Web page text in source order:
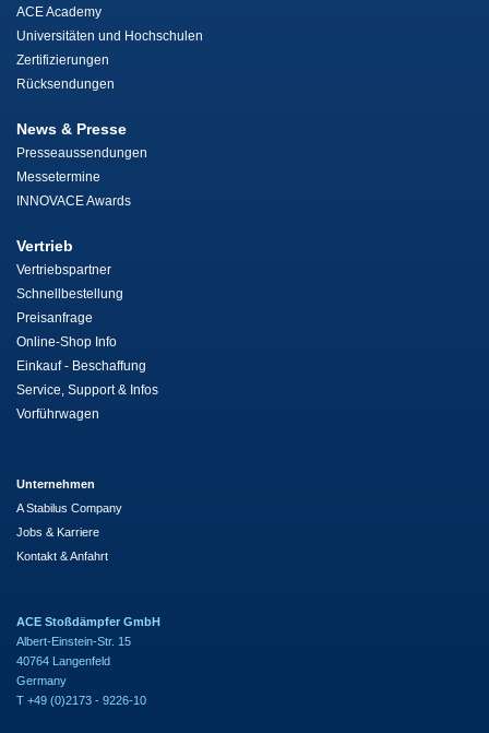
ACE Academy
Universitäten und Hochschulen
Zertifizierungen
Rücksendungen
News & Presse
Presseaussendungen
Messetermine
INNOVACE Awards
Vertrieb
Vertriebspartner
Schnellbestellung
Preisanfrage
Online-Shop Info
Einkauf - Beschaffung
Service, Support & Infos
Vorführwagen
Unternehmen
A Stabilus Company
Jobs & Karriere
Kontakt & Anfahrt
ACE Stoßdämpfer GmbH
Albert-Einstein-Str. 15
40764 Langenfeld
Germany
T +49 (0)2173 - 9226-10